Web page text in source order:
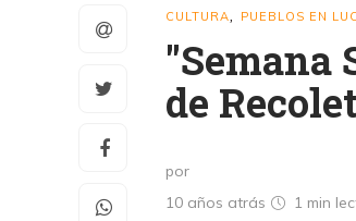
CULTURA PUEBLOS EN
"Semana
de
por
10 años atrás
1 min